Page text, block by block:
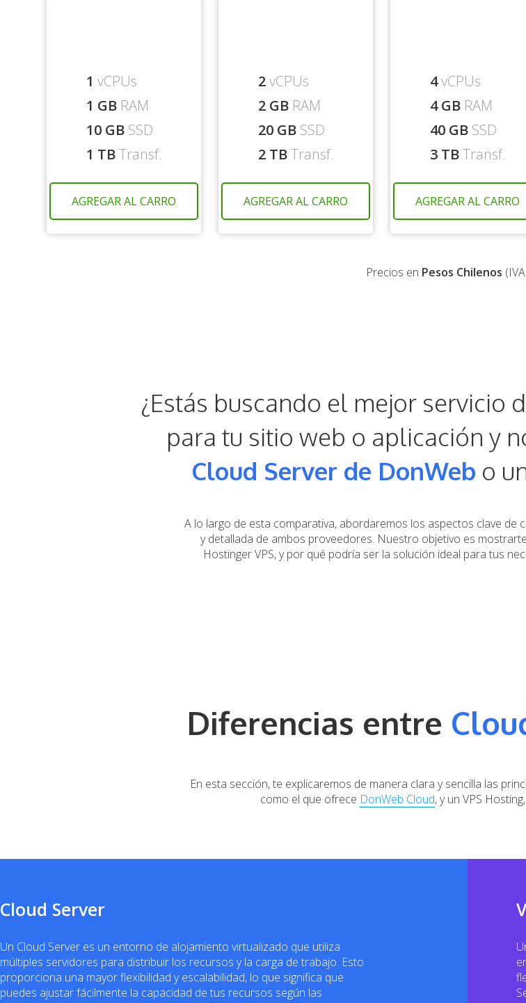
1 vCPUs
1 GBRAM
10 GBSSD
1 TBTransf.
AGREGAR AL CARRO
2vCPUs
2 GBRAM
20 GBSSD
2 TBTransf.
AGREGAR AL CARRO
4vCPUs
4 GBRAM
40 GBSSD
3 TBTransf.
AGREGAR AL CARRO
Precios en Pesos Chilenos
¿Estás buscando el mejor servicio
para tu sitio web o aplicación y
Cloud Server de DonWeb o
A lo largo de esta comparativa, abordaremos los aspectos clave de
y detallada de ambos proveedores. Nuestro objetivo es
Hostinger VPS, y por qué podría ser la solución ideal para tus
Diferencias entre
En esta sección, te explicaremos de manera clara y sencilla las
como el que ofrece DonWeb Cloud, y un VPS
Cloud Server
Un Cloud Server es un entorno de alojamiento virtualizado que utiliza
múltiples servidores para distribuir los recursos y la carga de trabajo. Esto
proporciona una mayor flexibilidad y escalabilidad, lo que significa que
puedes ajustar fácilmente la capacidad de tus recursos según las